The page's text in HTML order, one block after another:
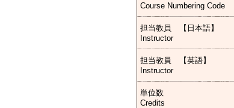
Course Numbering Code
担当教員 【日本語】
Instructor
担当教員 【英語】
Instructor
単位数
Credits